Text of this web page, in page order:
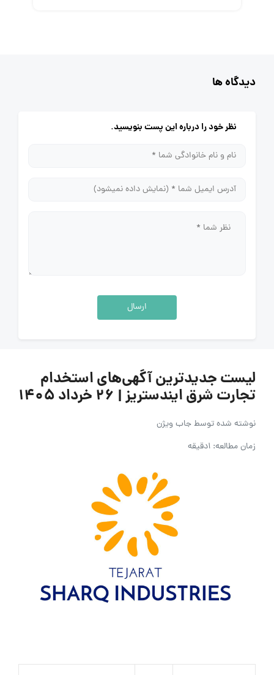
دیدگاه ها
نظر خود را درباره این پست بنویسید.
ارسال
لیست جدیدترین آگهی‌های استخدام
تجارت شرق ایندستریز | ۲۶ خرداد ۱۴۰۵
نوشته شده توسطجاب ویژن
زمان مطالعه: 1دقیقه